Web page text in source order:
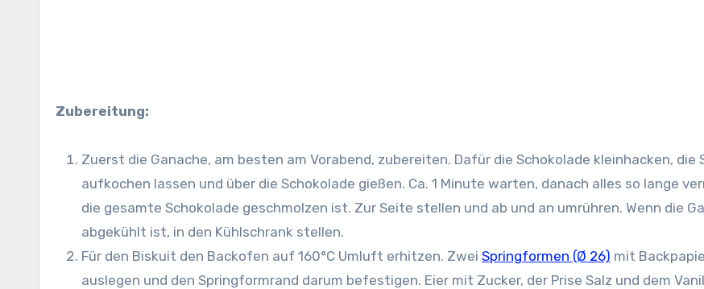
Zubereitung:
Zuerst die Ganache, am besten am Vorabend, zubereiten. Dafür die Schokolade kleinhacken, die
aufkochen lassen und über die Schokolade gießen. Ca. 1 Minute warten, danach alles so lange
die gesamte Schokolade geschmolzen ist. Zur Seite stellen und ab und an umrühren. Wenn die
abgekühlt ist, in den Kühlschrank stellen.
Für den Biskuit den Backofen auf 160°C Umluft erhitzen. Zwei Springformen (Ø 26) mit
auslegen und den Springformrand darum befestigen. Eier mit Zucker, der Prise Salz und dem